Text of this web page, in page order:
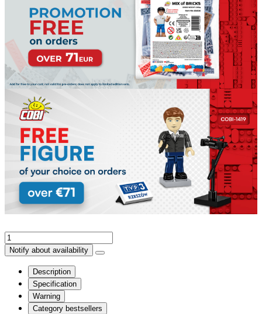
Notify about availability
Description
Specification
Warning
Category bestsellers